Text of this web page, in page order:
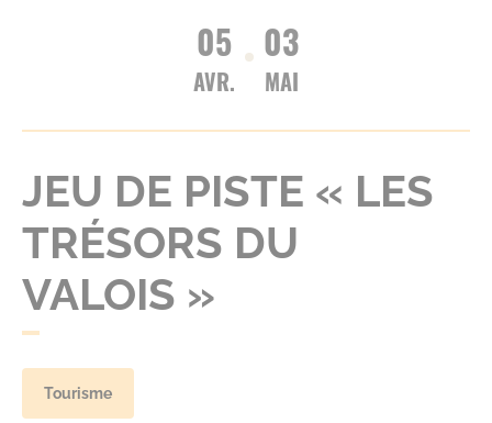
05
AVR.
03
MAI
JEU DE PISTE « LES
TRÉSORS DU
VALOIS »
Tourisme